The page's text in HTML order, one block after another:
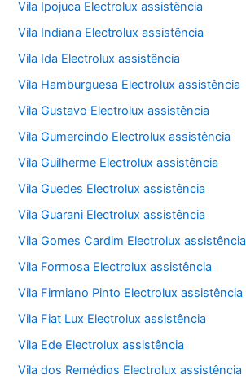
Vila Ipojuca Electrolux assistência
Vila Indiana Electrolux assistência
Vila Ida Electrolux assistência
Vila Hamburguesa Electrolux assistência
Vila Gustavo Electrolux assistência
Vila Gumercindo Electrolux assistência
Vila Guilherme Electrolux assistência
Vila Guedes Electrolux assistência
Vila Guarani Electrolux assistência
Vila Gomes Cardim Electrolux assistência
Vila Formosa Electrolux assistência
Vila Firmiano Pinto Electrolux assistência
Vila Fiat Lux Electrolux assistência
Vila Ede Electrolux assistência
Vila dos Remédios Electrolux assistência